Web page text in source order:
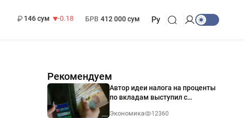
146 сум
-0.18
БРВ 412 000 сум Ру
Рекомендуем
Автор идеи налога на проценты
по вкладам выступил с
Экономика 12360